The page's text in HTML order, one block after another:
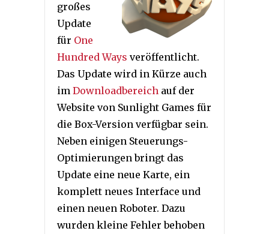
großes
Update
für One
Hundred Ways veröffentlicht.
Das Update wird in Kürze auch
im Downloadbereich auf der
Website von Sunlight Games für
die Box-Version verfügbar sein.
Neben einigen Steuerungs-
Optimierungen bringt das
Update eine neue Karte, ein
komplett neues Interface und
einen neuen Roboter. Dazu
wurden kleine Fehler behoben